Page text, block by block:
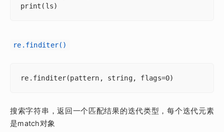
print(ls)
re.finditer()
re.finditer(pattern, string, flags=0)
搜索字符串，返回一个匹配结果的迭代类型，每个迭代元素
是match对象